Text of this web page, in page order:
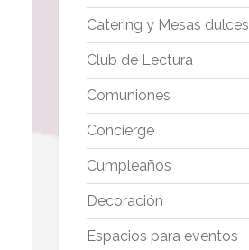
Catering y Mesas dulces
Club de Lectura
Comuniones
Concierge
Cumpleaños
Decoración
Espacios para eventos